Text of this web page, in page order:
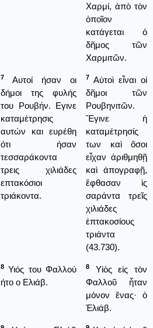
Χαρμί, ἀπὸ τὸν
ὁποῖον
κατάγεται ὁ
δῆμος τῶν
Χαρμιτῶν.
7
Αυτοί ήσαν οι
δήμοι της φυλής
του Ρουβήν. Εγινε
καταμέτρησις
αυτών και ευρέθη
ότι ήσαν
τεσσαράκοντα
τρεις χιλιάδες
επτακόσιοι
τριάκοντα.
7 Αὐτοὶ εἶναι οἱ
δῆμοι τῶν
Ρουβηνιτῶν.
Ἔγινε ἡ
καταμέτρησίς
των καὶ ὅσοι
εἶχαν ἀριθμηθῇ
καὶ ἀπογραφῇ,
ἔφθασαν ὶς
σαράντα τρεῖς
χιλιάδες
ἑπτακοσίους
τριάντα
(43.730).
8 Υιός του Φαλλού
ήτο ο Ελιάβ.
8
Υἱὸς εἰς τὸν
Φαλλοῦ ἦταν
μόνον ἕνας· ὁ
Ἐλιάβ.